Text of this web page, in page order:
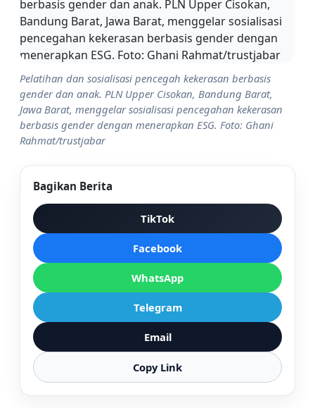
Pelatihan dan sosialisasi pencegah kekerasan berbasis
gender dan anak. PLN Upper Cisokan, Bandung Barat,
Jawa Barat, menggelar sosialisasi pencegahan kekerasan
berbasis gender dengan menerapkan ESG. Foto: Ghani
Rahmat/trustjabar
Bagikan Berita
TikTok
Facebook
WhatsApp
Telegram
Email
Copy Link